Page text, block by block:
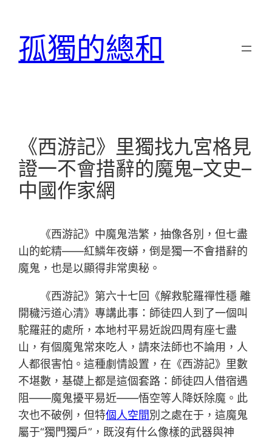
孤獨的總和
《西游記》里獨找九宮格見
證一不會措辭的魔鬼–文史–
中國作家網
《西游記》中魔鬼浩繁，抽像各別，但七盡
山的蛇精——紅鱗年夜蟒，倒是獨一不會措辭的
魔鬼，也是以顯得非常奧秘。
《西游記》第六十七回《解救駝羅禪性穩 離
開穢污道心清》專講此事：師徒四人到了一個叫
駝羅莊的處所，本地村平易近說四周有座七盡
山，有個魔鬼常來吃人，請來法師也不論用，人
人都很害怕。這種劇情設置，在《西游記》里數
不堪數，基礎上都是這個套路：師徒四人借宿遇
阻——魔鬼擾平易近——悟空等人降妖除魔。此
次也不破例，但特個人空間別之處在于，這魔鬼
屬于“獨門獨戶”，既沒有什么像樣的武器與神